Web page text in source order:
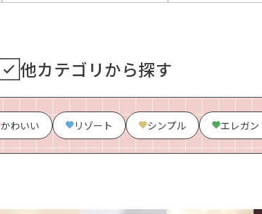
他カテゴリから探す
かわいい リゾート シンプル エレガン